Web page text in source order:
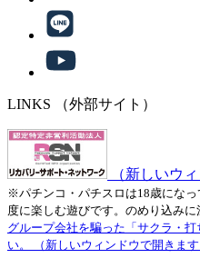
LINKS （外部サイト）
（新しいウ
※パチンコ・パチスロは18歳になっ
度に楽しむ遊びです。のめり込みに
グループ会社を騙った「サクラ・
い。
（新しいウィンドウで開きます